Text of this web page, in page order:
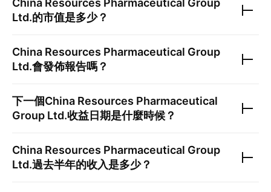
China Resources Pharmaceutical Group
Ltd.的市值是多少？
China Resources Pharmaceutical Group
Ltd.會發佈報告嗎？
下一個China Resources Pharmaceutical
Group Ltd.收益日期是什麼時候？
China Resources Pharmaceutical Group
Ltd.過去半年的收入是多少？